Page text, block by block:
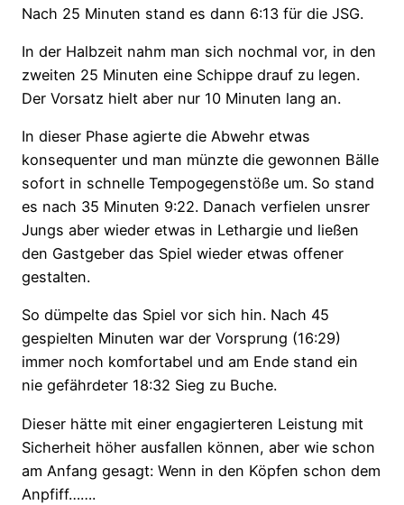
Nach 25 Minuten stand es dann 6:13 für die JSG.
In der Halbzeit nahm man sich nochmal vor, in den
zweiten 25 Minuten eine Schippe drauf zu legen.
Der Vorsatz hielt aber nur 10 Minuten lang an.
In dieser Phase agierte die Abwehr etwas
konsequenter und man münzte die gewonnen Bälle
sofort in schnelle Tempogegenstöße um. So stand
es nach 35 Minuten 9:22. Danach verfielen unsrer
Jungs aber wieder etwas in Lethargie und ließen
den Gastgeber das Spiel wieder etwas offener
gestalten.
So dümpelte das Spiel vor sich hin. Nach 45
gespielten Minuten war der Vorsprung (16:29)
immer noch komfortabel und am Ende stand ein
nie gefährdeter 18:32 Sieg zu Buche.
Dieser hätte mit einer engagierteren Leistung mit
Sicherheit höher ausfallen können, aber wie schon
am Anfang gesagt: Wenn in den Köpfen schon dem
Anpfiff…….